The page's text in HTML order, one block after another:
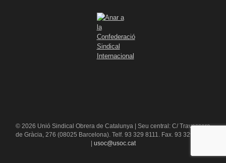
© 2026 Unió Sindical Obrera de Catalunya | Seu central: C/ Travessera
de Gràcia, 276 (08025 Barcelona). Telf. 93 329 8111. Fax. 93 329 84 16
usoc@usoc.cat